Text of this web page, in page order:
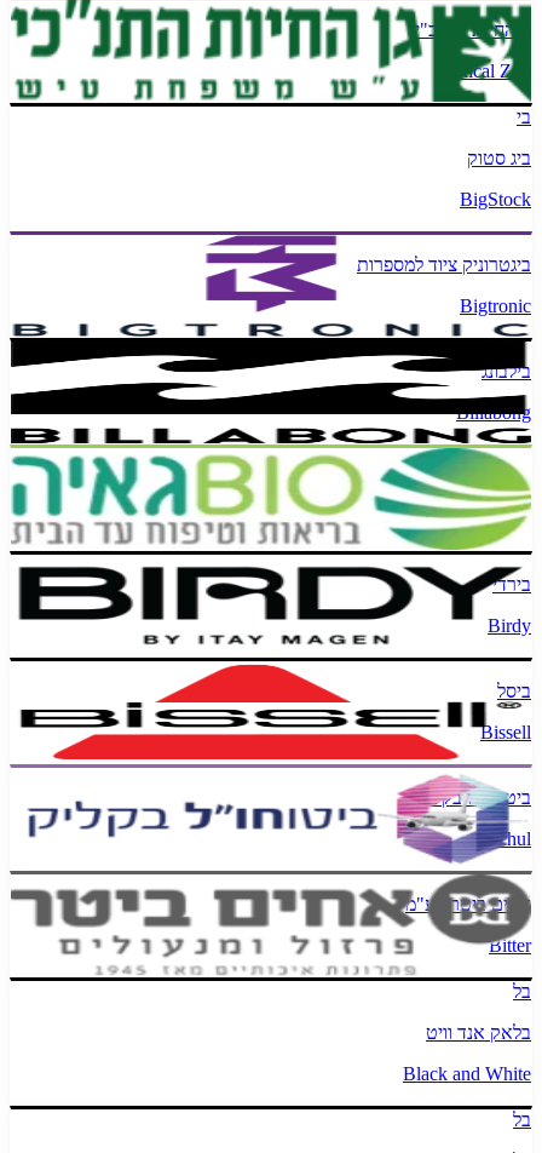
גן החיות התנכ"י
Biblical Zoo
בי
ביג סטוק
BigStock
ביגטרוניק ציוד למספרות
Bigtronic
בילבונג
Billabong
ביוגאיה
BioGaya
בירדי
Birdy
ביסל
Bissell
ביטוחו"ל בקליק
bit2hul
אחים ביטר בע"מ
Bitter
בל
בלאק אנד וויט
Black and White
בל